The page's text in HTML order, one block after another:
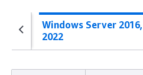
Windows Server
2022